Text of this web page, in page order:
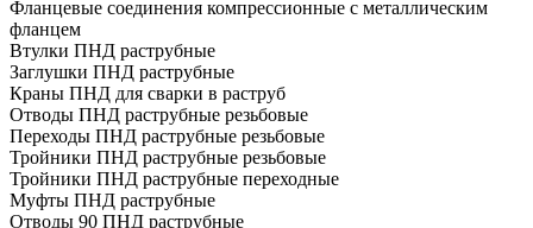
Фланцевые соединения компрессионные с металлическим
фланцем
Втулки ПНД раструбные
Заглушки ПНД раструбные
Краны ПНД для сварки в раструб
Отводы ПНД раструбные резьбовые
Переходы ПНД раструбные резьбовые
Тройники ПНД раструбные резьбовые
Тройники ПНД раструбные переходные
Муфты ПНД раструбные
Отводы 90 ПНД раструбные